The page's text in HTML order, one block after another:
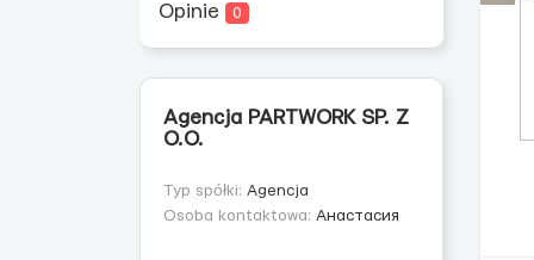
Opinie 0
Agencja PARTWORK SP. Z
O.O.
Typ spółki: Agencja
Osoba kontaktowa: Анастасия